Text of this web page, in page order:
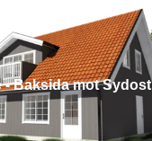
- Baksida mot Sydost